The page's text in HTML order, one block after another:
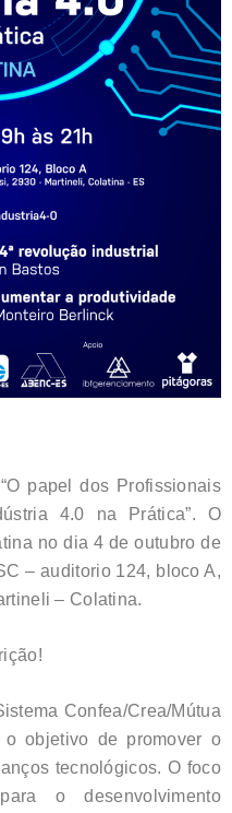
papel dos Profissionais
4.0 na Prática”. O
no dia 4 de outubro de
– auditorio 124, bloco A,
– Colatina.
Confea/Crea/Mútua
objetivo de promover o
tecnológicos. O foco
o desenvolvimento